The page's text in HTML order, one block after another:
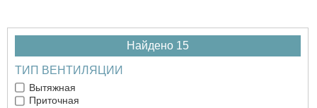
Найдено 15
ТИП ВЕНТИЛЯЦИИ
Вытяжная
Приточная